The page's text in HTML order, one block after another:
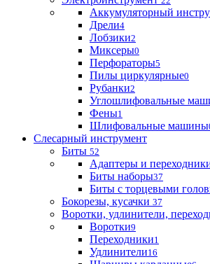
Аккумуляторный
Дрели4
Лобзики2
Миксеры0
Перфораторы5
Пилы циркулярные0
Рубанки2
Углошлифовальные
Фены1
Шлифовальные машины
Слесарный инструмент
Биты 52
Адаптеры и
Биты наборы37
Биты с торцевыми
Бокорезы, кусачки 37
Воротки, удлинители,
Воротки9
Переходники1
Удлинители16